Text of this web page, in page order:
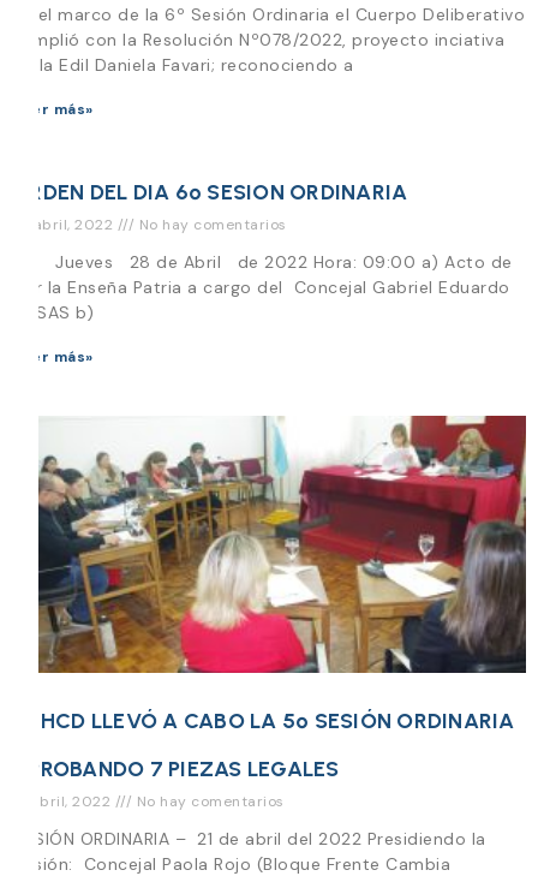
En el marco de la 6º Sesión Ordinaria el Cuerpo Deliberativo
cumplió con la Resolución Nº078/2022, proyecto inciativa
de la Edil Daniela Favari; reconociendo a
Leer más»
ORDEN DEL DIA 6º SESION ORDINARIA
27 abril, 2022 No hay comentarios
Día Jueves 28 de Abril de 2022 Hora: 09:00 a) Acto de
Izar la Enseña Patria a cargo del Concejal Gabriel Eduardo
ROSAS b)
Leer más»
EL HCD LLEVÓ A CABO LA 5º SESIÓN ORDINARIA
APROBANDO 7 PIEZAS LEGALES
21 abril, 2022 No hay comentarios
SESIÓN ORDINARIA – 21 de abril del 2022 Presidiendo la
Sesión: Concejal Paola Rojo (Bloque Frente Cambia